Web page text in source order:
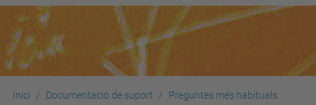
Inici Documentació de suport
Preguntes més habituals